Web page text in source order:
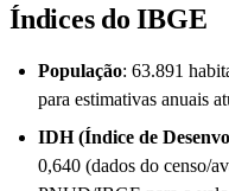
Índices do IBGE
População: 63.891
para estimativas anuais
IDH (Índice de
0,640 (dados do censo/